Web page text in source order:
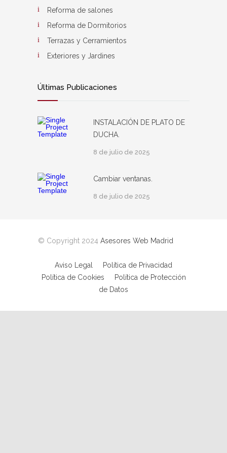
Reforma de salones
Reforma de Dormitorios
Terrazas y Cerramientos
Exteriores y Jardines
Últimas Publicaciones
INSTALACIÓN DE PLATO DE
DUCHA.
8 de julio de 2025
Cambiar ventanas.
8 de julio de 2025
© Copyright 2024 Asesores Web Madrid
Aviso Legal
Política de Privacidad
Política de Cookies
Política de Protección
de Datos